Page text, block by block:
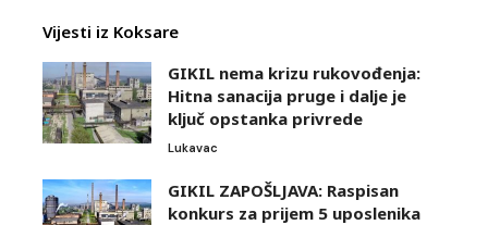
Vijesti iz Koksare
GIKIL nema krizu rukovođenja:
Hitna sanacija pruge i dalje je
ključ opstanka privrede
Lukavac
GIKIL ZAPOŠLJAVA: Raspisan
konkurs za prijem 5 uposlenika